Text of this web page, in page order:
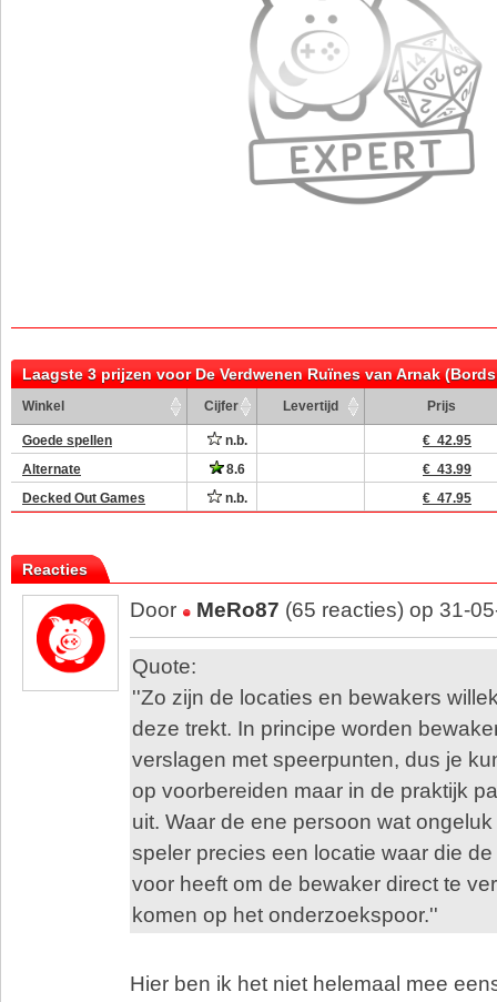
Laagste 3 prijzen voor De Verdwenen Ruïnes van Arnak
Winkel Cijfer Levertijd Prijs
Goede spellen n.b.
€ 42.95
Alternate
8.6
€ 43.99
Decked Out Games
n.b. € 47.95
Reacties
Door MeRo87 (65 reacties) op 31-
Quote:
''Zo zijn de locaties en bewakers
deze trekt. In principe worden
verslagen met speerpunten, dus je
op voorbereiden maar in de praktijk
uit. Waar de ene persoon wat
speler precies een locatie waar die
voor heeft om de bewaker direct te
komen op het onderzoekspoor.''
Hier ben ik het niet helemaal mee